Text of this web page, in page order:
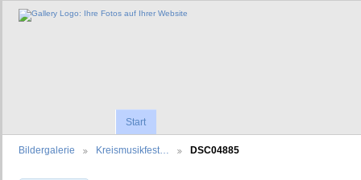
Start
Bildergalerie Kreismusikfest… DSC04885